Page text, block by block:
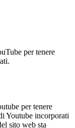
per tenere
per tenere
Youtube incorporati
sito web sta